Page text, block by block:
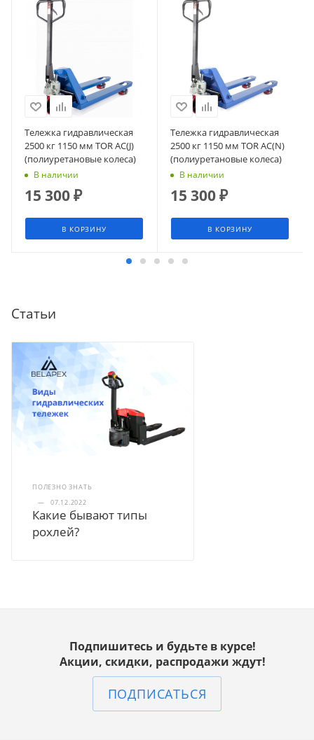
Тележка гидравлическая
2500 кг 1150 мм TOR AC(J)
(полиуретановые колеса)
В наличии
15 300₽
В КОРЗИНУ
Тележка гидравлическая
2500 кг 1150 мм TOR AC(N)
(полиуретановые колеса)
В наличии
15 300₽
В КОРЗИНУ
Статьи
ПОЛЕЗНО ЗНАТЬ
—
07.12.2022
Какие бывают типы
рохлей?
Подпишитесь и будьте в курсе!
Акции, скидки, распродажи ждут!
ПОДПИСАТЬСЯ